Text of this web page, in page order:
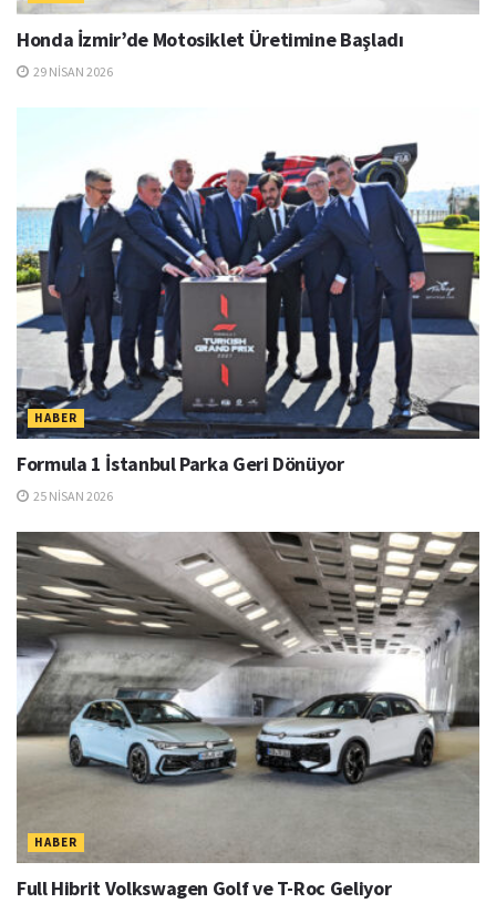
Honda İzmir’de Motosiklet Üretimine Başladı
29 NISAN 2026
HABER
Formula 1 İstanbul Parka Geri Dönüyor
25 NISAN 2026
HABER
Full Hibrit Volkswagen Golf ve T-Roc Geliyor